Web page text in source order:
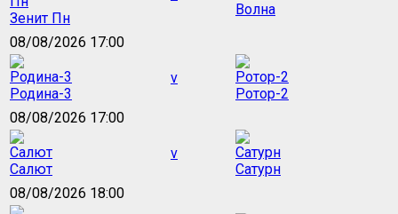
Зенит Пн
Волна
08/08/2026 17:00
Родина-3
v
Ротор-2
08/08/2026 17:00
Салют
v
Сатурн
08/08/2026 18:00